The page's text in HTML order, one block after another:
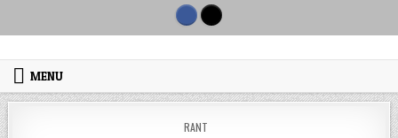
MENU
POSTED IN
RANT